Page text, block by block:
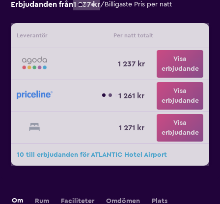
Erbjudanden från1 237 kr/ Billigaste Pris per natt
Leverantör Per natt totalt
1 237 kr
Visa
erbjudande
1 261 kr
Visa
erbjudande
1 271 kr
Visa
erbjudande
10 till erbjudanden för ATLANTIC Hotel Airport
Om Rum Faciliteter Omdömen Plats